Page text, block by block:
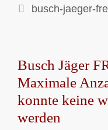
Kategorien
busch-jaeger-
Busch Jäger
Maximale
konnte keine
werden